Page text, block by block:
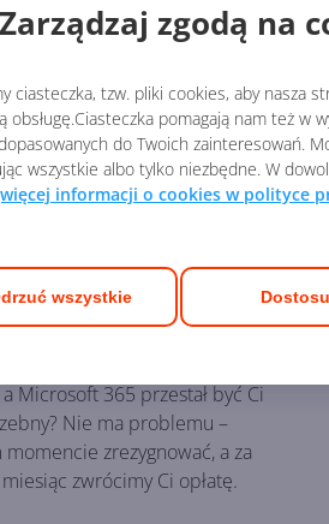
Zarządzaj zgodą na
ciasteczka, tzw. pliki cookies, aby nasza
obsługę.Ciasteczka pomagają nam też w
do Twoich zainteresowań.
wszystkie albo tylko niezbędne. W
informacji o cookies w polityce
wszystkie
czasu
jest na Twoim koncie
płatności online lub
na naszym koncie.
Microsoft 365 przestał być Ci
Nie ma problemu –
zrezygnować, a za
zwrócimy Ci opłatę.